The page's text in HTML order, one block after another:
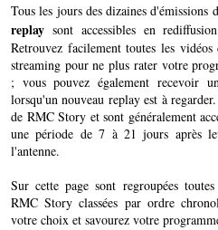
Tous les jours des dizaines d'émissions
replay sont accessibles en
Retrouvez facilement toutes les vidéos
streaming pour ne plus rater votre
; vous pouvez également recevoir
lorsqu'un nouveau replay est à
de RMC Story et sont généralement
une période de 7 à 21 jours après
l'antenne.
Sur cette page sont regroupées
RMC Story classées par ordre
votre choix et savourez votre